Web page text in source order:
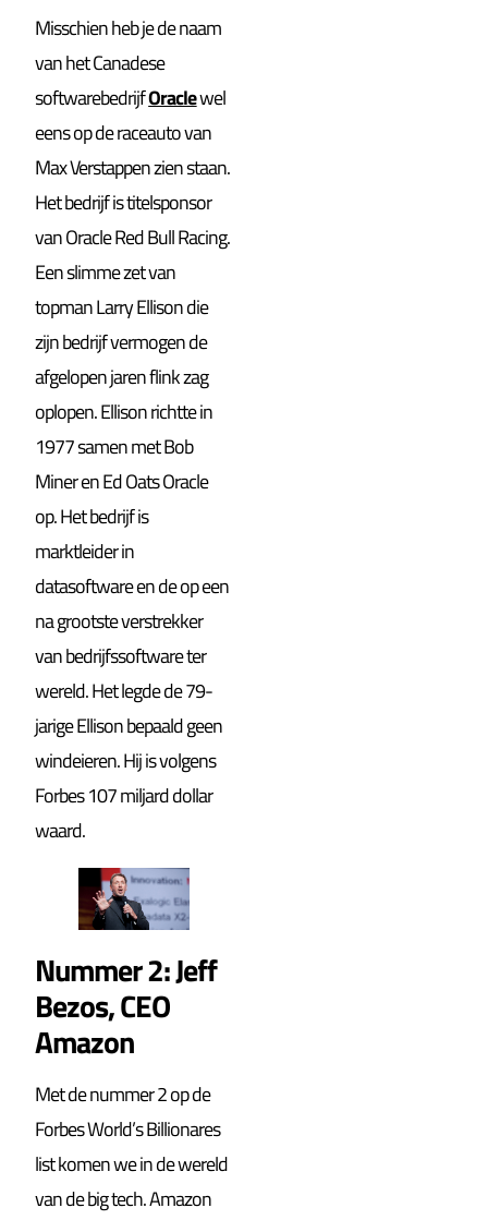
Misschien heb je de naam
van het Canadese
softwarebedrijfOraclewel
eens op de raceauto van
Max Verstappen zien staan.
Het bedrijf is titelsponsor
van Oracle Red Bull Racing.
Een slimme zet van
topman Larry Ellison die
zijn bedrijf vermogen de
afgelopen jaren flink zag
oplopen. Ellison richtte in
1977 samen met Bob
Miner en Ed Oats Oracle
op. Het bedrijf is
marktleider in
datasoftware en de op een
na grootste verstrekker
van bedrijfssoftware ter
wereld. Het legde de 79-
jarige Ellison bepaald geen
windeieren. Hij is volgens
Forbes 107 miljard dollar
waard.
Nummer 2: Jeff
Bezos, CEO
Amazon
Met de nummer 2 op de
Forbes World’s Billionares
list komen we in de wereld
van de big tech. Amazon